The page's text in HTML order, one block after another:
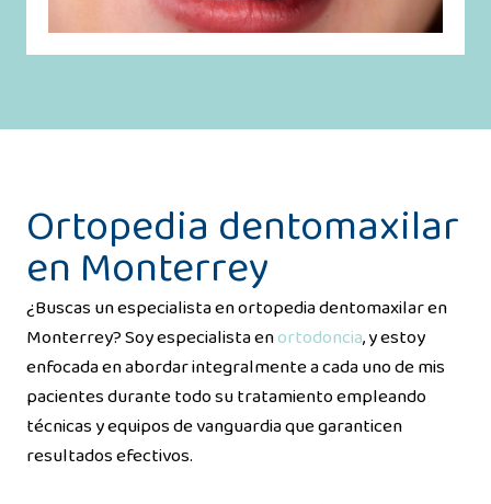
Ortopedia dentomaxilar
en Monterrey
¿Buscas un especialista en ortopedia dentomaxilar en
Monterrey? Soy especialista enortodoncia, y estoy
enfocada en abordar integralmente a cada uno de mis
pacientes durante todo su tratamiento empleando
técnicas y equipos de vanguardia que garanticen
resultados efectivos.